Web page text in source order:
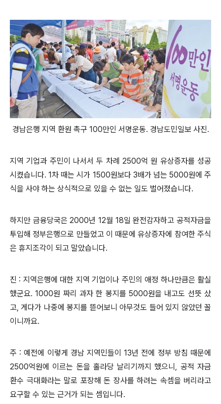
경남은행 지역 환원 촉구 100만인 서명운동. 경남도민일보 사진.
지역 기업과 주민이 나서서 두 차례 2500억 원 유상증자를 성공
시켰습니다. 1차 때는 시가 1500원보다 3배가 넘는 5000원에 주
식을 사야 하는 상식적으로 있을 수 없는 일도 벌어졌습니다.
하지만 금융당국은 2000년 12월 18일 완전감자하고 공적자금을
투입해 정부은행으로 만들었고 이 때문에 유상증자에 참여한 주식
은 휴지조각이 되고 말았습니다.
진 : 지역은행에 대한 지역 기업이나 주민의 애정 하나만큼은 활실
했군요. 1000원 짜리 과자 한 봉지를 5000원을 내고도 선뜻 샀
고, 게다가 나중에 봉지를 뜯어보니 아무것도 들어 있지 않았던 꼴
이니까요.
주 : 예전에 이렇게 경남 지역민들이 13년 전에 정부 방침 때문에
2500억원에 이르는 돈을 홀라당 날리기까지 했으니, 공적 자금
환수 극대화라는 말로 포장해 돈 장사를 하려는 속셈을 버리라고
요구할 수 있는 근거가 되는 셈입니다.